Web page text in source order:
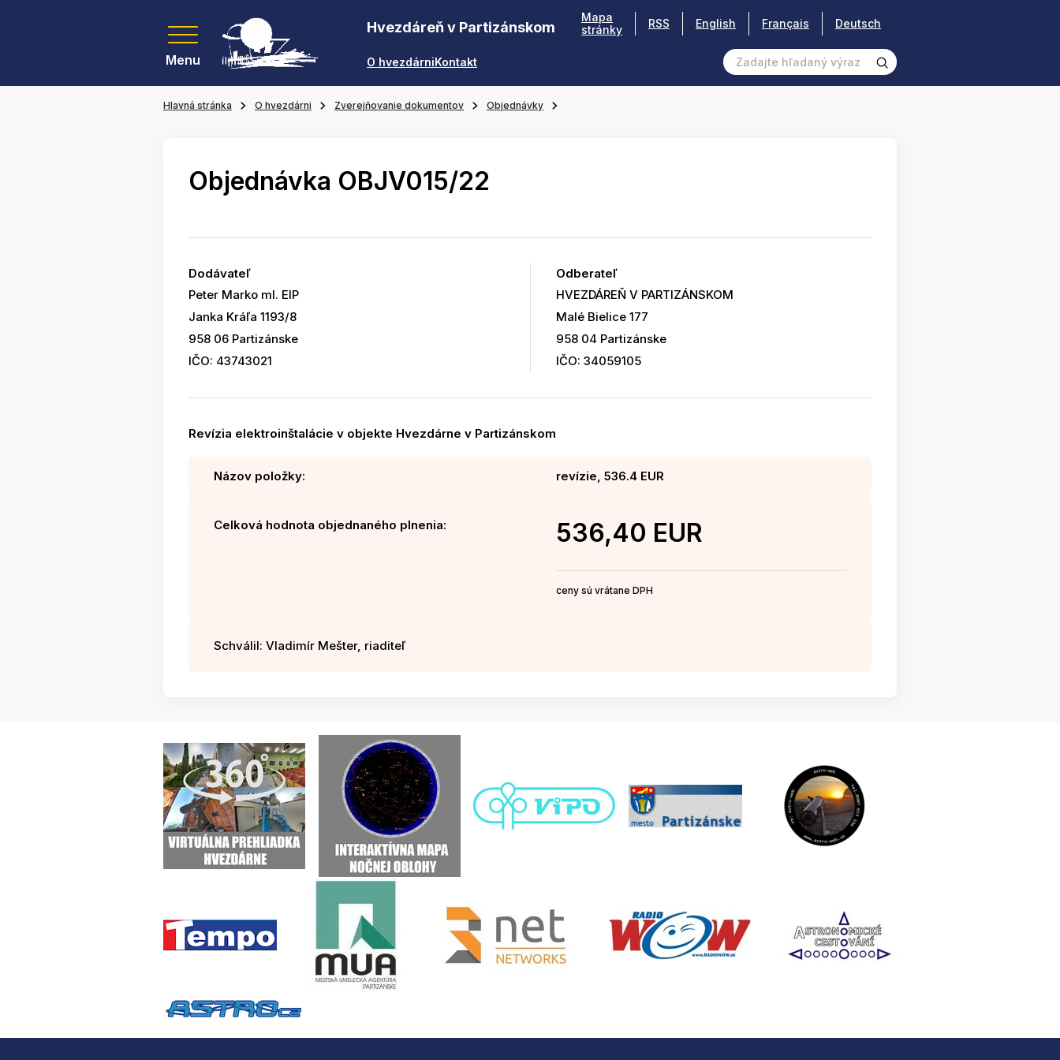
Menu
Hvezdáreň v Partizánskom
O hvezdárniKontakt
Mapa
stránky
RSS English Français Deutsch
Hlavná stránka O hvezdárni Zverejňovanie dokumentov Objednávky
Objednávka OBJV015/22
Dodávateľ
Peter Marko ml. EIP
Janka Kráľa 1193/8
958 06 Partizánske
IČO: 43743021
Odberateľ
HVEZDÁREŇ V PARTIZÁNSKOM
Malé Bielice 177
958 04 Partizánske
IČO: 34059105
Revízia elektroinštalácie v objekte Hvezdárne v Partizánskom
Názov položky: revízie, 536.4 EUR
Celková hodnota objednaného plnenia: 536,40 EUR
ceny sú vrátane DPH
Schválil: Vladimír Mešter, riaditeľ